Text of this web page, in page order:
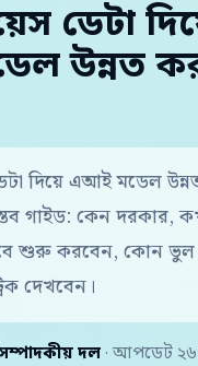
ডেটা
উন্নত
দিয়ে এআই মডেল
গাইড: কেন দরকার,
শুরু করবেন, কোন ভুল
দেখবেন।
দল · আপডেট